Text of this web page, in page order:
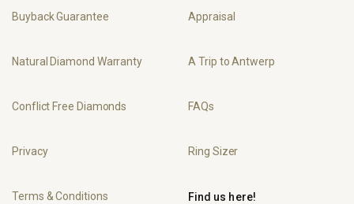
Buyback Guarantee
Natural Diamond Warranty
Conflict Free Diamonds
Privacy
Terms & Conditions
Appraisal
A Trip to Antwerp
FAQs
Ring Sizer
Find us here!